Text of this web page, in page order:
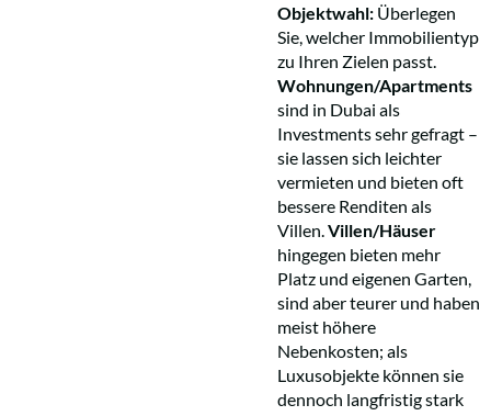
Objektwahl: Überlegen
Sie, welcher Immobilientyp
zu Ihren Zielen passt.
Wohnungen/Apartments
sind in Dubai als
Investments sehr gefragt –
sie lassen sich leichter
vermieten und bieten oft
bessere Renditen als
Villen. Villen/Häuser
hingegen bieten mehr
Platz und eigenen Garten,
sind aber teurer und haben
meist höhere
Nebenkosten; als
Luxusobjekte können sie
dennoch langfristig stark